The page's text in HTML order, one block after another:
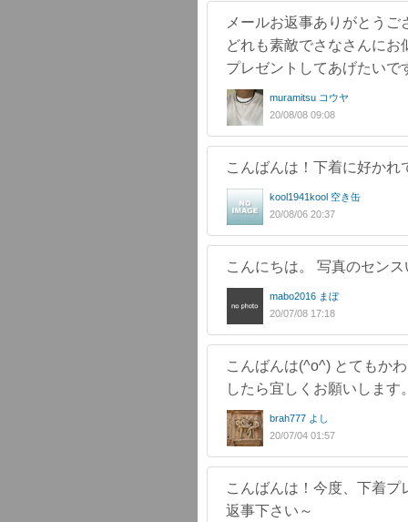
メールお返事ありがとう
どれも素敵でさなさんに
プレゼントしてあげたいで
muramitsu コウヤ
20/08/08 09:08
こんばんは！下着に好かれ
kool1941kool 空き缶
20/08/06 20:37
こんにちは。 写真のセン
mabo2016 まぼ
20/07/08 17:18
こんばんは(^o^) とてもか
したら宜しくお願いします
brah777 よし
20/07/04 01:57
こんばんは！今度、下着
返事下さい～